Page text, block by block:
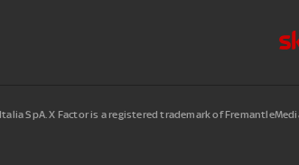
SpA.X Factor is a registered trademark of